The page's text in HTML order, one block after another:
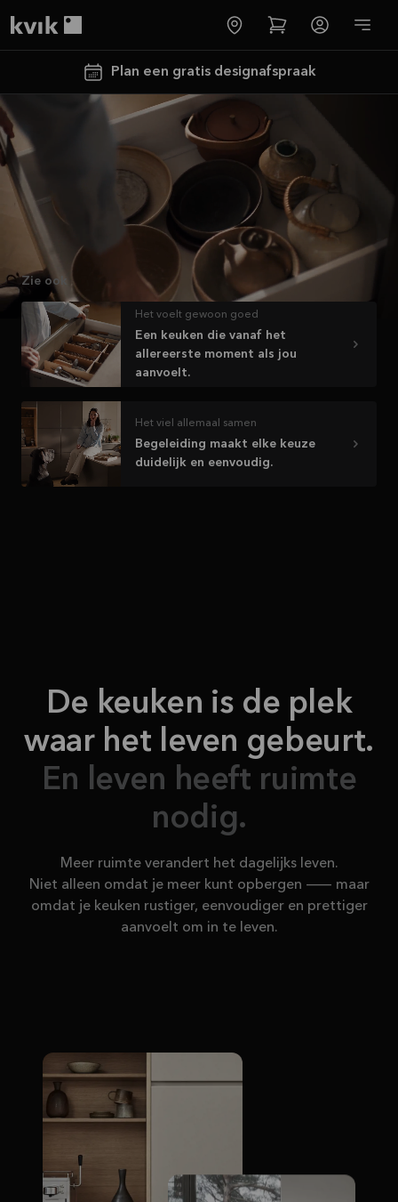
Plan een gratis designafspraak
Tot €5000,-
GRATIS
toestellen*
Bekijk
aanbieding
Bekijk de video
Meer informatie
Zie ook
Het voelt gewoon goed
Een keuken die vanaf het
allereerste moment als jou
aanvoelt.
Het viel allemaal samen
Begeleiding maakt elke keuze
duidelijk en eenvoudig.
De keuken is de plek
waar het leven gebeurt.
En leven heeft ruimte
nodig.
Meer ruimte verandert het dagelijks leven.
Niet alleen omdat je meer kunt opbergen — maar
omdat je keuken rustiger, eenvoudiger en prettiger
aanvoelt om in te leven.